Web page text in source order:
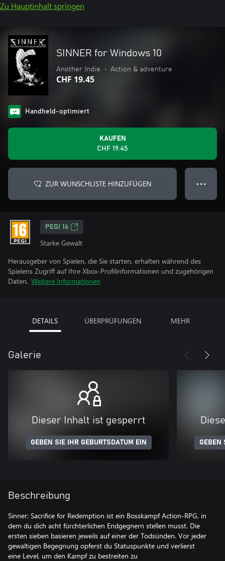
Zu Hauptinhalt springen
SINNER for Windows 10
Another Indie • Action & adventure
CHF 19.45
Handheld-optimiert
KAUFEN
CHF 19.45
ZUR WUNSCHLISTE HINZUFÜGEN ● ● ●
PEGI 16
Starke Gewalt
Herausgeber von Spielen, die Sie starten, erhalten während des
Spielens Zugriff auf Ihre Xbox-Profilinformationen und zugehörigen
Daten. Weitere Informationen
DETAILS ÜBERPRÜFUNGEN MEHR
Galerie
Dieser Inhalt ist gesperrt
GEBEN SIE IHR GEBURTSDATUM EIN GEBEN
Beschreibung
Sinner: Sacrifice for Redemption ist ein Bosskampf Action-RPG, in
dem du dich acht fürchterlichen Endgegnern stellen musst. Die
ersten sieben basieren jeweils auf einer der Todsünden. Vor jeder
gewaltigen Begegnung opferst du Statuspunkte und verlierst
eine Level, um den Kampf zu bestreiten zu